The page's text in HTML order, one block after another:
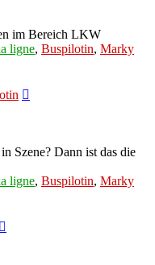
im Bereich LKW
ligne, Buspilotin, Marky
Szene? Dann ist das die
ligne, Buspilotin, Marky